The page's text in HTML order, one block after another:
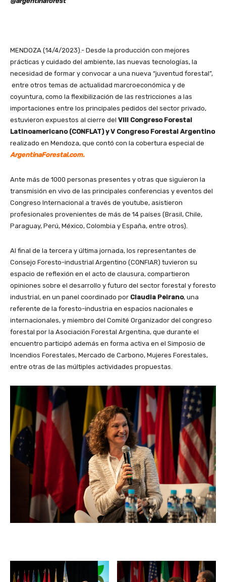
MENDOZA (14/4/2023).- Desde la producción con mejores
prácticas y cuidado del ambiente, las nuevas tecnologías, la
necesidad de formar y convocar a una nueva “juventud forestal”,
entre otros temas de actualidad marcroeconómica y de
coyuntura, como la flexibilización de las restricciones a las
importaciones entre los principales pedidos del sector privado,
estuvieron expuestos al cierre del VIII Congreso Forestal
Latinoamericano (CONFLAT) y V Congreso Forestal Argentino
realizado en Mendoza, que contó con la cobertura especial de
ArgentinaForestal.com.
Ante más de 1000 personas presentes y otras que siguieron la
transmisión en vivo de las principales conferencias y eventos del
Congreso Internacional a través de youtube, asistieron
profesionales provenientes de más de 14 países (Brasil, Chile,
Paraguay, Perú, México, Colombia y España, entre otros).
Al final de la tercera y última jornada, los representantes de
Consejo Foresto-industrial Argentino (CONFIAR) tuvieron su
espacio de reflexión en el acto de clausura, compartieron
opiniones sobre el desarrollo y futuro del sector forestal y foresto
industrial, en un panel coordinado por Claudia Peirano, una
referente de la foresto-industria en espacios nacionales e
internacionales, y miembro del Comité Organizador del congreso
forestal por la Asociación Forestal Argentina, que durante el
encuentro participó además en forma activa en el Simposio de
Incendios Forestales, Mercado de Carbono, Mujeres Forestales,
entre otras de las múltiples actividades propuestas.